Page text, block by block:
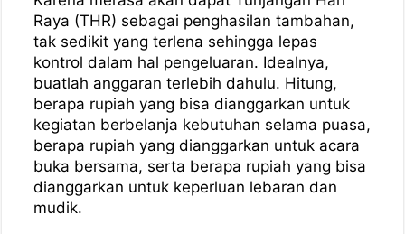
Raya (THR) sebagai penghasilan tambahan,
tak sedikit yang terlena sehingga lepas
kontrol dalam hal pengeluaran. Idealnya,
buatlah anggaran terlebih dahulu. Hitung,
berapa rupiah yang bisa dianggarkan untuk
kegiatan berbelanja kebutuhan selama puasa,
berapa rupiah yang dianggarkan untuk acara
buka bersama, serta berapa rupiah yang bisa
dianggarkan untuk keperluan lebaran dan
mudik.